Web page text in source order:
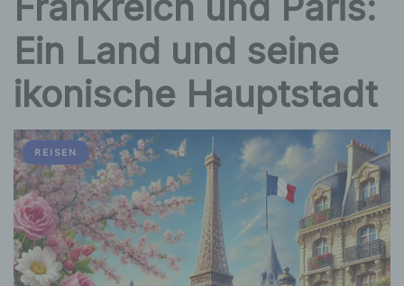
Ein Land und seine
ikonische Hauptstadt
REISEN